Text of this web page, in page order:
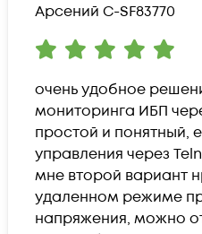
Арсений С-SF83770
очень удобное
мониторинга ИБП
простой и понятный,
управления через
мне второй вариант
удаленном режиме
напряжения, можно